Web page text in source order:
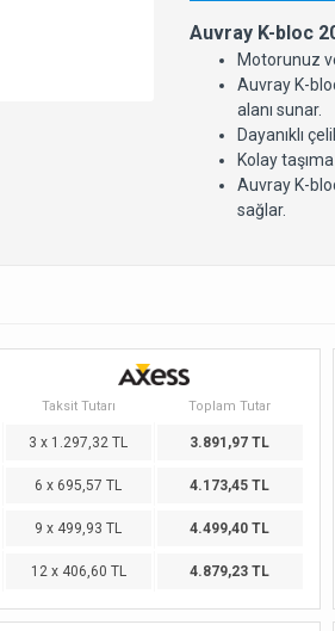
Auvray K-bloc
Motorunuz
Auvray K-
alanı sunar.
Dayanıklı
Kolay
Auvray K-
sağlar.
Taksit Tutarı Toplam Tutar
3 x 1.297,32 TL 3.891,97 TL
6 x 695,57 TL 4.173,45 TL
9 x 499,93 TL 4.499,40 TL
12 x 406,60 TL 4.879,23 TL